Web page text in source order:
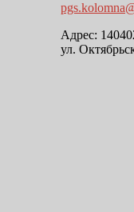
Адрес:
ул.